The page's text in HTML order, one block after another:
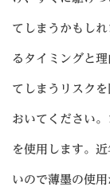
てしまうかもし
るタイミングと
てしまうリスク
おいてください
を使用します。
いので薄墨の使用